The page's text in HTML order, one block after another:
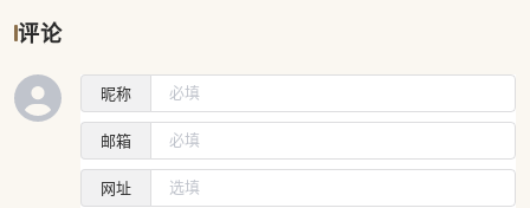
评论
昵称
邮箱
网址